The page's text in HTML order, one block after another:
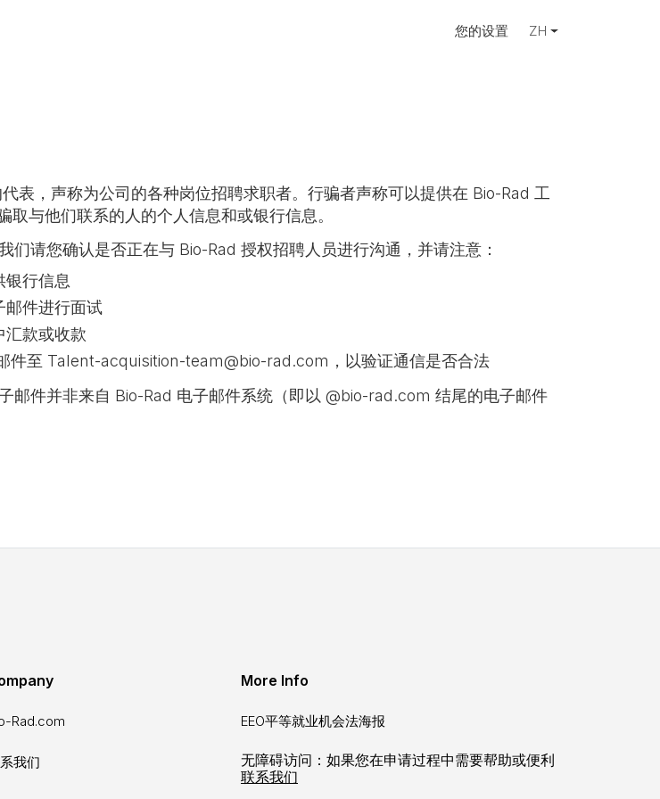
您的设置 ZH
表，声称为公司的各种岗位招聘求职者。行骗者声称可以提供在 Bio-Rad 工
与他们联系的人的个人信息和或银行信息。
请您确认是否正在与 Bio-Rad 授权招聘人员进行沟通，并请注意：
银行信息
邮件进行面试
汇款或收款
件至 Talent-acquisition-team@bio-rad.com，以验证通信是否合法
邮件并非来自 Bio-Rad 电子邮件系统（即以 @bio-rad.com 结尾的电子邮件
Rad.com
我们
More Info
EEO平等就业机会法海报
无障碍访问：如果您在申请过程中需要帮助或便利
联系我们